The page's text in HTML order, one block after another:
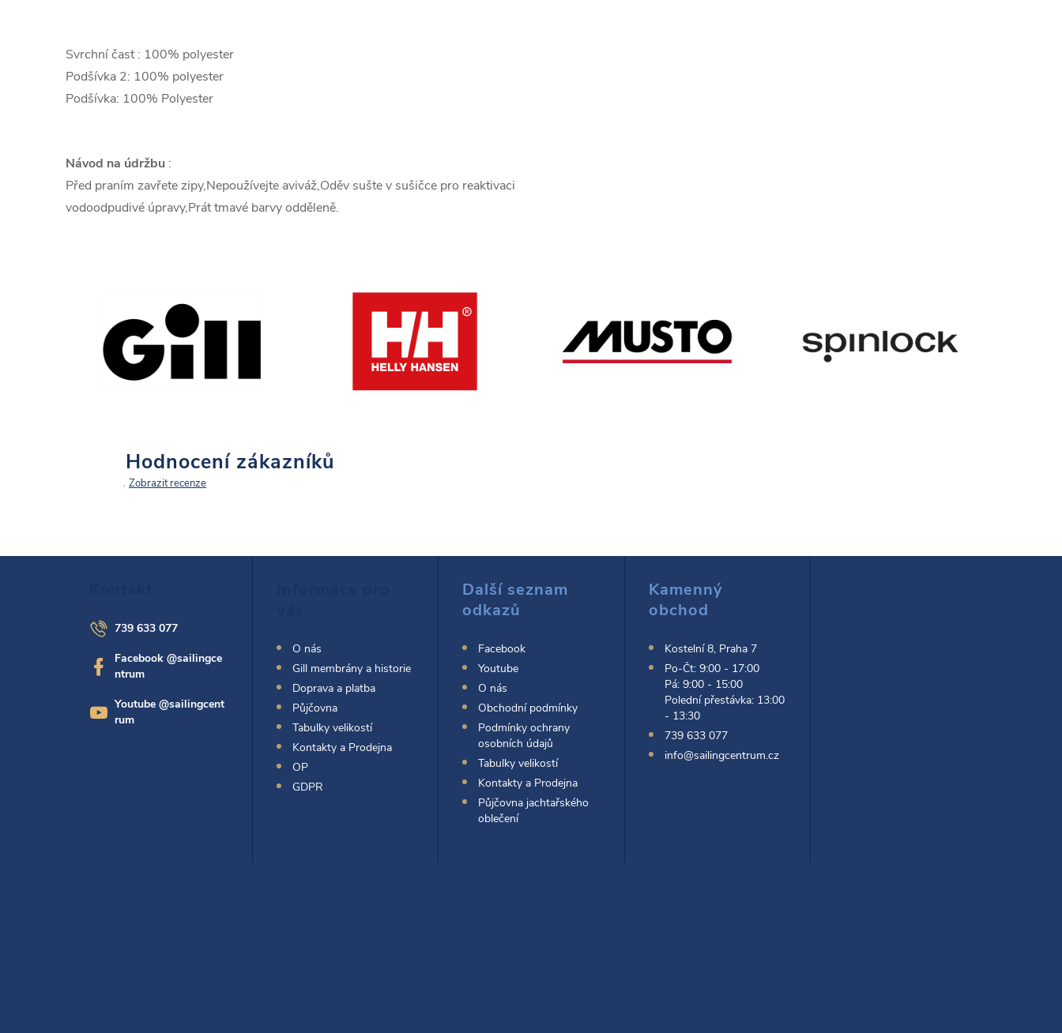
Svrchní čast : 100% polyester
Podšívka 2: 100% polyester
Podšívka: 100% Polyester
Návod na údržbu :
Před praním zavřete zipy,Nepoužívejte aviváž,Oděv sušte v sušičce pro reaktivaci
vodoodpudivé úpravy,Prát tmavé barvy odděleně.
Hodnocení zákazníků
Zobrazit recenze
739 633 077
Facebook @sailingce
ntrum
Youtube @sailingcent
rum
O nás
Gill membrány a historie
Doprava a platba
Půjčovna
Tabulky velikostí
Kontakty a Prodejna
OP
GDPR
Další seznam
odkazů
Facebook
Youtube
O nás
Obchodní podmínky
Podmínky ochrany
osobních údajů
Tabulky velikostí
Kontakty a Prodejna
Půjčovna jachtařského
oblečení
Kamenný
obchod
Kostelní 8, Praha 7
Po-Čt: 9:00 - 17:00
Pá: 9:00 - 15:00
Polední přestávka: 13:00
- 13:30
739 633 077
info@sailingcentrum.cz